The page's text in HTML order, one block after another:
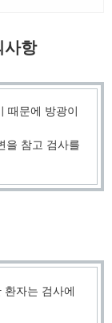
사항
때문에 방광이
을 참고 검사를
환자는 검사에